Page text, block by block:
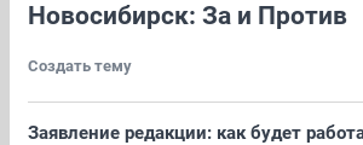
Новосибирск: За и Против
Создать тему
Заявление редакции: как будет